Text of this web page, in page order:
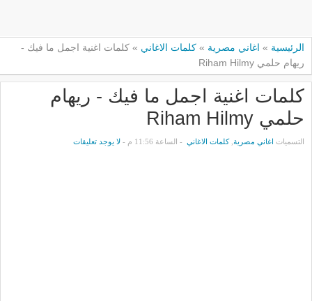
الرئيسية » اغاني مصرية » كلمات الاغاني » كلمات اغنية اجمل ما فيك -
ريهام حلمي Riham Hilmy
كلمات اغنية اجمل ما فيك - ريهام
حلمي Riham Hilmy
التسميات اغاني مصرية ,كلمات الاغاني - الساعة 11:56 م - لا يوجد تعليقات